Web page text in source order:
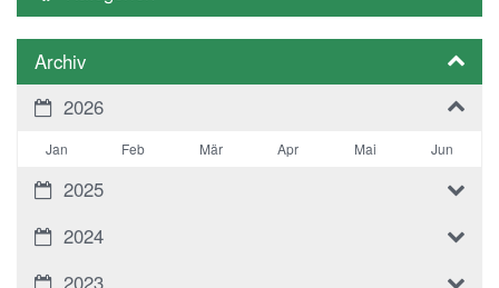
Archiv
2026
Jan Feb Mär Apr Mai Jun
2025
2024
2023